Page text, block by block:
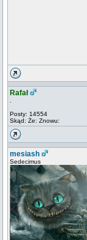
Rafał
Posty: 14554
Skąd: Że: Znowu:
mesiash
Sedecimus